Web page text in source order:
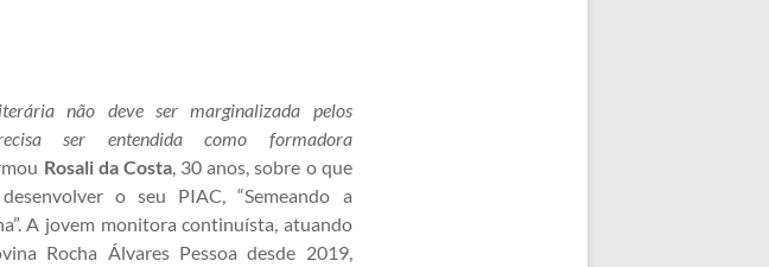
não deve ser marginalizada pelos
ser entendida como formadora
Rosali da Costa, 30 anos, sobre o que
o seu PIAC, “Semeando a
A jovem monitora continuísta, atuando
Rocha Álvares Pessoa desde 2019,